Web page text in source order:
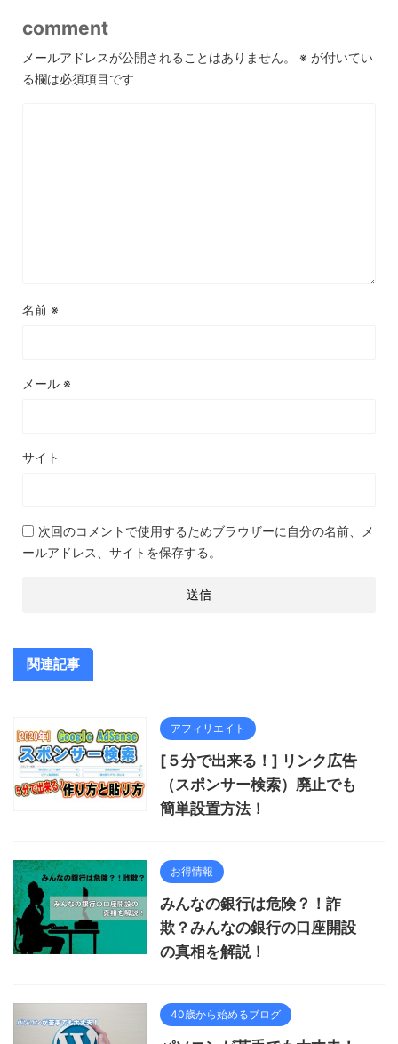
comment
メールアドレスが公開されることはありません。 ※ が付いてい
る欄は必須項目です
名前 ※
メール ※
サイト
次回のコメントで使用するためブラウザーに自分の名前、メ
ールアドレス、サイトを保存する。
関連記事
アフィリエイト
[５分で出来る！] リンク広告
（スポンサー検索）廃止でも
簡単設置方法！
お得情報
みんなの銀行は危険？！詐
欺？みんなの銀行の口座開設
の真相を解説！
40歳から始めるブログ